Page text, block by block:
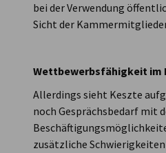
bei der Verwendung
Sicht der
Wettbewerbsfähigkeit im
Allerdings sieht Keszte
noch Gesprächsbedarf mit
zusätzliche